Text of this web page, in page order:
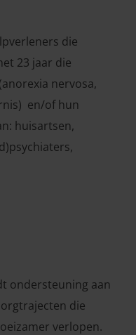
die
23 jaar die
nervosa,
en/of hun
huisartsen,
ondersteuning aan
die
verlopen.